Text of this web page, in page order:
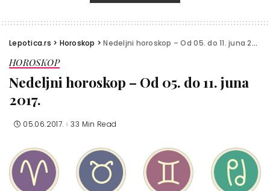
Lepotica.rs > Horoskop >Nedeljni horoskop – Od 05. do 11. juna 2017.
HOROSKOP
Nedeljni horoskop – Od 05. do 11. juna
2017.
05.06.2017. 33 Min Read